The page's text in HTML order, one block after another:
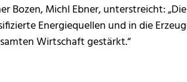
Bozen, Michl Ebner, unterstreicht:
Energiequellen und in die
Wirtschaft gestärkt.“